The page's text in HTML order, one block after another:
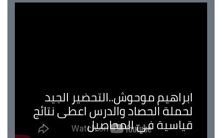
ابراهيم موحوش..التحضير الجيد
لحملة الحصاد والدرس اعطى نتائج
قياسية في المحاصيل